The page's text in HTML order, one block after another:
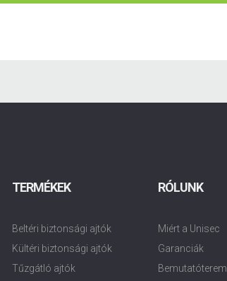
TERMÉKEK
Beltéri biztonsági ajtók
Kültéri biztonsági ajtók
Tűzgátló ajtók
RÓLUNK
Miért a Unisec
Garanciák
Bemutatóterem